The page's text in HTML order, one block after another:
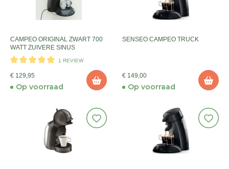
CAMPEO ORIGINAL ZWART 700
WATT ZUIVERE SINUS
1 REVIEW
€ 129,95
Op voorraad
SENSEO CAMPEO TRUCK
€ 149,00
Op voorraad